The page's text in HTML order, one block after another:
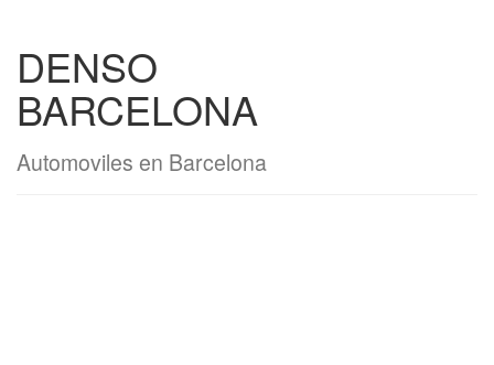
DENSO
BARCELONA
Automoviles en Barcelona